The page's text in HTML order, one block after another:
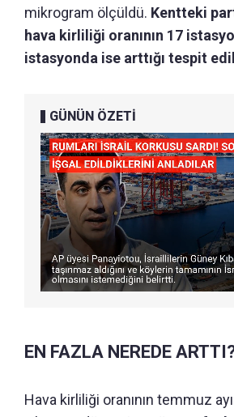
mikrogram ölçüldü. Kentteki
hava kirliliği oranının 17
istasyonda ise arttığı tespit
GÜNÜN ÖZETİ
EN FAZLA NEREDE
Hava kirliliği oranının temmuz